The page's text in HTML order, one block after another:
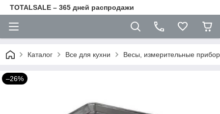
TOTALSALE – 365 дней распродажи
Каталог Все для кухни Весы, измерительные
–26%